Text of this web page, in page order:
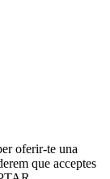
oferir-te una
que acceptes